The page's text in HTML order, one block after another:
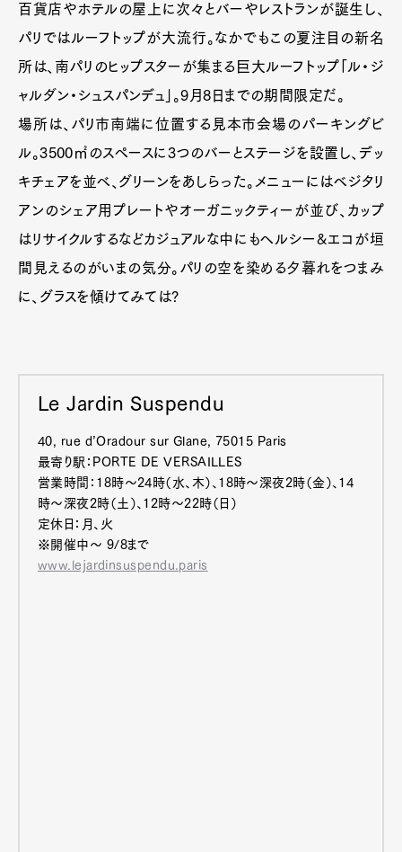
百貨店やホテルの屋上に次々とバーやレストランが誕生し、
パリではルーフトップが大流行。なかでもこの夏注目の新名
所は、南パリのヒップスターが集まる巨大ルーフトップ「ル・ジ
ャルダン・シュスパンデュ」。9月8日までの期間限定だ。
場所は、パリ市南端に位置する見本市会場のパーキングビ
ル。3500㎡のスペースに3つのバーとステージを設置し、デッ
キチェアを並べ、グリーンをあしらった。メニューにはベジタリ
アンのシェア用プレートやオーガニックティーが並び、カップ
はリサイクルするなどカジュアルな中にもヘルシー&エコが垣
間見えるのがいまの気分。パリの空を染める夕暮れをつまみ
に、グラスを傾けてみては?
Le Jardin Suspendu
40, rue d’Oradour sur Glane, 75015 Paris
最寄り駅：PORTE DE VERSAILLES
営業時間：18時～24時（水、木）、18時～深夜2時（金）、14
時～深夜2時（土）、12時～22時（日）
定休日：月、火
※開催中～ 9/8まで
www.lejardinsuspendu.paris